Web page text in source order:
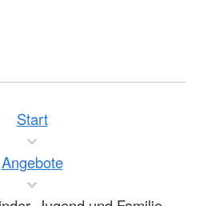
Start
Angebote